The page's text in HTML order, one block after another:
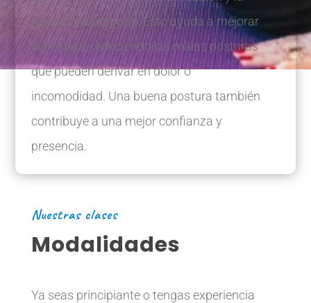
conciencia corporal. Esto ayuda a mejorar
la postura, reduciendo las malas posturas
que pueden derivar en dolor o
incomodidad. Una buena postura también
contribuye a una mejor confianza y
presencia.
Nuestras clases
Modalidades
Ya seas principiante o tengas experiencia